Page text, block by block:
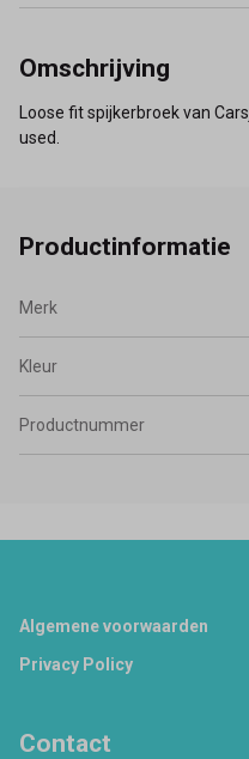
Omschrijving
Loose fit spijkerbroek van
used.
Productinformatie
Merk
Kleur
Productnummer
Footer
Algemene voorwaarden
Privacy Policy
Contact